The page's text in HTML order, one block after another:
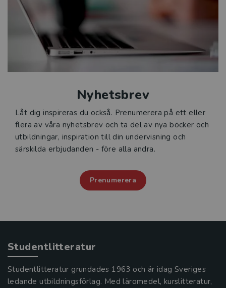
Nyhetsbrev
Låt dig inspireras du också. Prenumerera på ett eller
flera av våra nyhetsbrev och ta del av nya böcker och
utbildningar, inspiration till din undervisning och
särskilda erbjudanden - före alla andra.
Prenumerera
Studentlitteratur
Studentlitteratur grundades 1963 och är idag Sveriges
ledande utbildningsförlag. Med läromedel, kurslitteratur,